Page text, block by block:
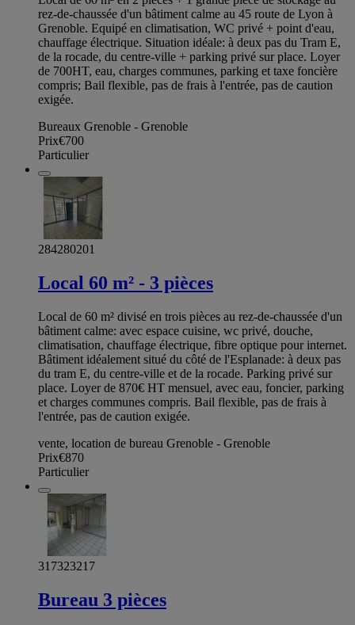
rez-de-chaussée d'un bâtiment calme au 45 route de Lyon à
Grenoble. Equipé en climatisation, WC privé + point d'eau,
chauffage électrique. Situation idéale: à deux pas du Tram E,
de la rocade, du centre-ville + parking privé sur place. Loyer
de 700HT, eau, charges communes, parking et taxe foncière
compris; Bail flexible, pas de frais à l'entrée, pas de caution
exigée.
Bureaux Grenoble - Grenoble
Prix€700
Particulier
284280201
Local 60 m² - 3 pièces
Local de 60 m² divisé en trois pièces au rez-de-chaussée d'un
bâtiment calme: avec espace cuisine, wc privé, douche,
climatisation, chauffage électrique, fibre optique pour internet.
Bâtiment idéalement situé du côté de l'Esplanade: à deux pas
du tram E, du centre-ville et de la rocade. Parking privé sur
place. Loyer de 870€ HT mensuel, avec eau, foncier, parking
et charges communes compris. Bail flexible, pas de frais à
l'entrée, pas de caution exigée.
vente, location de bureau Grenoble - Grenoble
Prix€870
Particulier
317323217
Bureau 3 pièces